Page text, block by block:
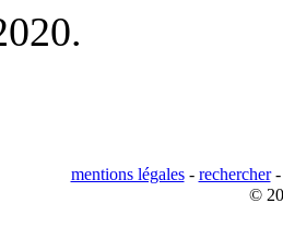
mentions légales- rechercher
©